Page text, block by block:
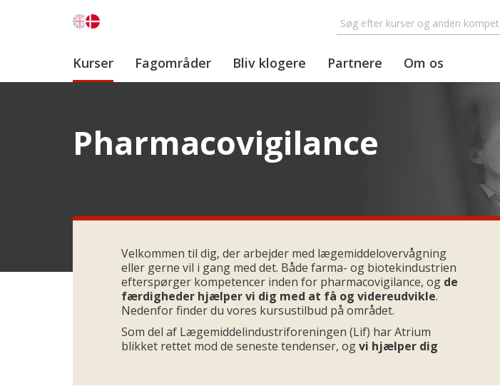
Kurser Fagområder Bliv klogere Partnere Om os
Pharmacovigilance
Velkommen til dig, der arbejder med lægemiddelovervågning
eller gerne vil i gang med det. Både farma- og biotekindustrien
efterspørger kompetencer inden for pharmacovigilance, og de
færdigheder hjælper vi dig med at få og videreudvikle.
Nedenfor finder du vores kursustilbud på området.
Som del af Lægemiddelindustriforeningen (Lif) har Atrium
blikket rettet mod de seneste tendenser, ogvi hjælper dig